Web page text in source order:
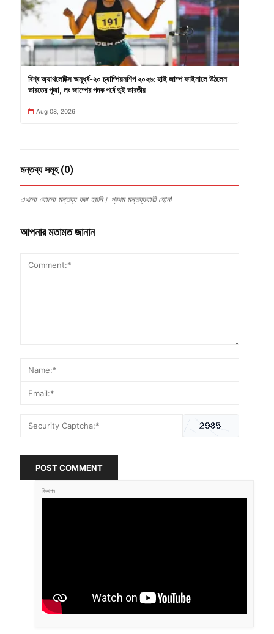
বিশ্ব অ্যাথলেটিক্স অনূর্ধ্ব-২০ চ্যাম্পিয়নশিপ ২০২৬: হাই জাম্প ফাইনালে উঠলেন
ভারতের পূজা, লং জাম্পের পদক পর্বে দুই ভারতীয়
Aug 08, 2026
মন্তব্য সমূহ (0)
এখনো কোনো মন্তব্য করা হয়নি। প্রথম মন্তব্যকারী হোন!
আপনার মতামত জানান
POST COMMENT
বিজ্ঞাপন